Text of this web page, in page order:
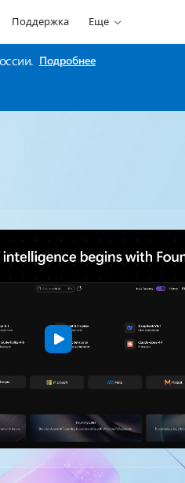
Поддержка Еще
Подробнее